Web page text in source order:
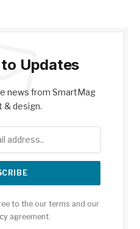
Updates
news from SmartMag
& design.
to the our terms and our
agreement.